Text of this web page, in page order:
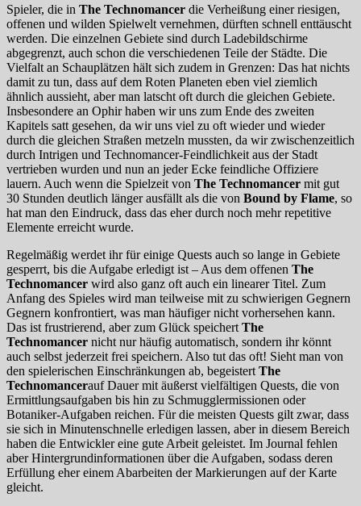
Spieler, die in The Technomancer die Verheißung einer riesigen,
offenen und wilden Spielwelt vernehmen, dürften schnell enttäuscht
werden. Die einzelnen Gebiete sind durch Ladebildschirme
abgegrenzt, auch schon die verschiedenen Teile der Städte. Die
Vielfalt an Schauplätzen hält sich zudem in Grenzen: Das hat nichts
damit zu tun, dass auf dem Roten Planeten eben viel ziemlich
ähnlich aussieht, aber man latscht oft durch die gleichen Gebiete.
Insbesondere an Ophir haben wir uns zum Ende des zweiten
Kapitels satt gesehen, da wir uns viel zu oft wieder und wieder
durch die gleichen Straßen metzeln mussten, da wir zwischenzeitlich
durch Intrigen und Technomancer-Feindlichkeit aus der Stadt
vertrieben wurden und nun an jeder Ecke feindliche Offiziere
lauern. Auch wenn die Spielzeit von The Technomancer mit gut
30 Stunden deutlich länger ausfällt als die von Bound by Flame, so
hat man den Eindruck, dass das eher durch noch mehr repetitive
Elemente erreicht wurde.
Regelmäßig werdet ihr für einige Quests auch so lange in Gebiete
gesperrt, bis die Aufgabe erledigt ist – Aus dem offenen The
Technomancer wird also ganz oft auch ein linearer Titel. Zum
Anfang des Spieles wird man teilweise mit zu schwierigen Gegnern
Gegnern konfrontiert, was man häufiger nicht vorhersehen kann.
Das ist frustrierend, aber zum Glück speichert The
Technomancer nicht nur häufig automatisch, sondern ihr könnt
auch selbst jederzeit frei speichern. Also tut das oft! Sieht man von
den spielerischen Einschränkungen ab, begeistert The
Technomancerauf Dauer mit äußerst vielfältigen Quests, die von
Ermittlungsaufgaben bis hin zu Schmugglermissionen oder
Botaniker-Aufgaben reichen. Für die meisten Quests gilt zwar, dass
sie sich in Minutenschnelle erledigen lassen, aber in diesem Bereich
haben die Entwickler eine gute Arbeit geleistet. Im Journal fehlen
aber Hintergrundinformationen über die Aufgaben, sodass deren
Erfüllung eher einem Abarbeiten der Markierungen auf der Karte
gleicht.